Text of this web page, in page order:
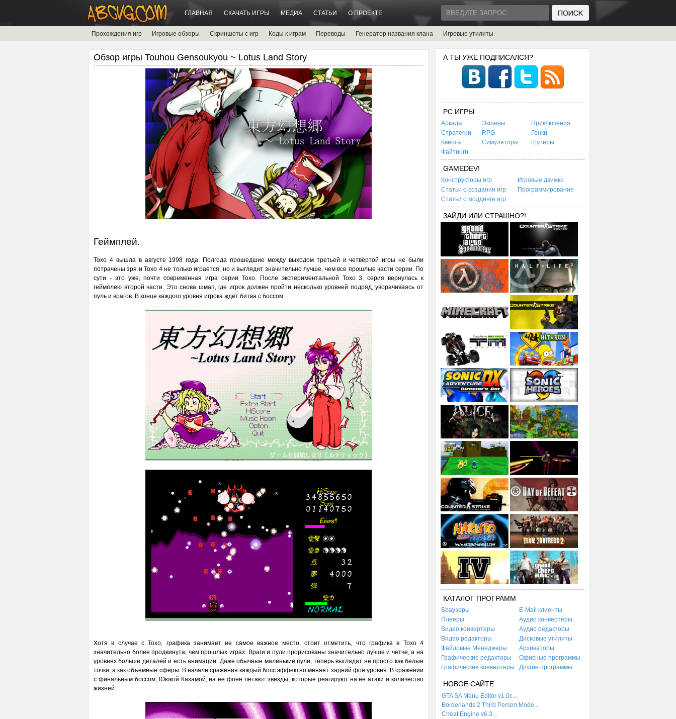
ГЛАВНАЯ СКАЧАТЬ ИГРЫ МЕДИА СТАТЬИ О ПРОЕКТЕ
Прохождения игр Игровые обзоры Скриншоты с игр Коды к играм Переводы Генератор названия клана Игровые утилиты
Обзор игры Touhou Gensoukyou ~ Lotus Land Story
Геймплей.
Тохо 4 вышла в августе 1998 года. Полгода прошедшие между выходом третьей и четвёртой игры не были
потрачены зря и Тохо 4 не только играется, но и выглядит значительно лучше, чем все прошлые части серии. По
сути - это уже, почти современная игра серии Тохо. После экспериментальной Тохо 3, серия вернулась к
геймплею второй части. Это снова шмап, где игрок должен пройти несколько уровней подряд, уворачиваясь от
пуль и врагов. В конце каждого уровня игрока ждёт битва с боссом.
Хотя в случае с Тохо, графика занимает не самое важное место, стоит отметить, что графика в Тохо 4
значительно более продвинута, чем прошлых играх. Враги и пули прорисованы значительно лучше и чётче, а на
уровнях больше деталей и есть анимации. Даже обычные маленькие пули, теперь выглядят не просто как белые
точки, а как объёмные сферы. В начале сражения каждый босс эффектно меняет задний фон уровня. В сражении
с финальным боссом, Ююкой Казамой, на её фоне летают звёзды, которые реагируют на её атаки и количество
жизней.
А ТЫ УЖЕ ПОДПИСАЛСЯ?
PC ИГРЫ
Аркады Экшены
Приключения
Стратегии
RPG
Гонки
Квесты
Симуляторы
Шутеры
Файтинги
GAMEDEV!
Конструкторы игр
Игровые движки
Статьи о создании игр
Программирование
Статьи о моддинге игр
ЗАЙДИ ИЛИ СТРАШНО?!
КАТАЛОГ ПРОГРАММ
Браузеры
E-Mail клиенты
Плееры
Аудио конвертеры
Видео конвертеры
Аудио редакторы
Видео редакторы
Дисковые утилиты
Файловые Менеджеры
Архиваторы
Графические редакторы
Офисные программы
Графические конвертеры
Другие программы
НОВОЕ САЙТЕ
GTA SA Menu Editor v1.0c...
Borderlands 2 Third Person Mode...
Cheat Engine v6.3...